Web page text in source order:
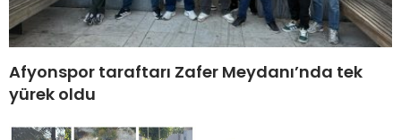
Afyonspor taraftarı Zafer Meydanı’nda tek
yürek oldu